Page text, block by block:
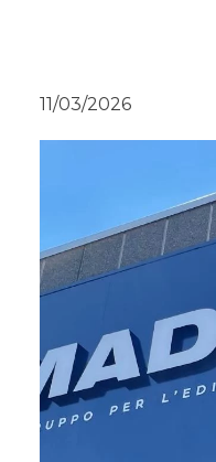
11/03/2026